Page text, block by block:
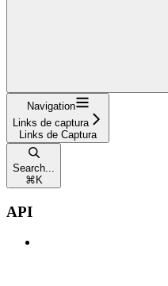
Navigation
Links de captura
Links de Captura
Search...
⌘ K
API